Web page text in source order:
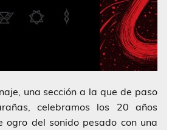
una sección a la que de paso
celebramos los 20 años
ogro del sonido pesado con una